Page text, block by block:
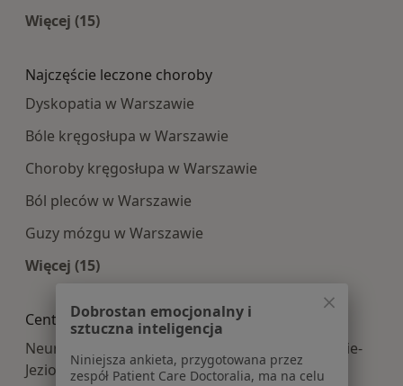
Więcej (15)
Najczęście leczone choroby
Dyskopatia w Warszawie
Bóle kręgosłupa w Warszawie
Choroby kręgosłupa w Warszawie
Ból pleców w Warszawie
Guzy mózgu w Warszawie
Więcej (15)
Centra medyczne Neurochirurgia w pobliżu
Neurochirurgia centra medyczne w Konstancinie-
Jeziornie
Dobrostan emocjonalny i
sztuczna inteligencja
Niniejsza ankieta, przygotowana przez
zespół Patient Care Doctoralia, ma na celu